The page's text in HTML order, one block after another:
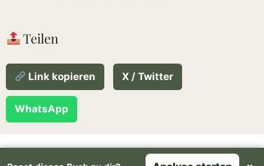
Teilen
Link kopieren X / Twitter
WhatsApp
Über den Autor
Rechtliches